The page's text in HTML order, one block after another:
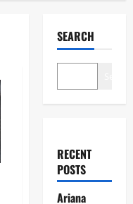
SEARCH
RECENT
POSTS
Ariana